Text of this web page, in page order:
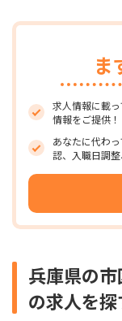
ま
求人情報に載
情報をご提供！
あなたに代わ
認、入職日調整
兵庫県の
の求人を探